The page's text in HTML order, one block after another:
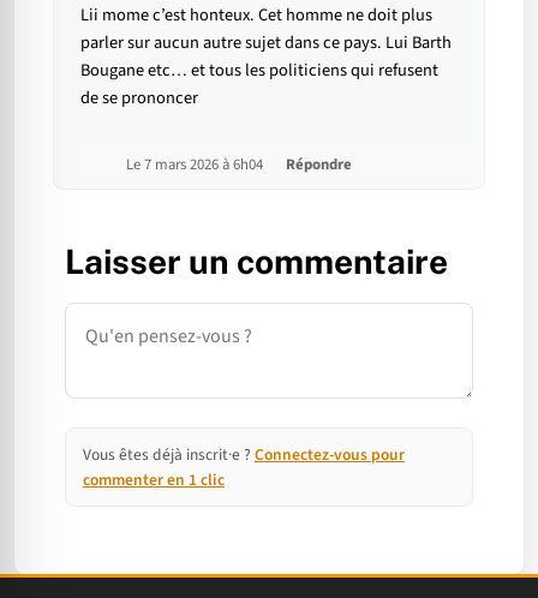
Lii mome c’est honteux. Cet homme ne doit plus
parler sur aucun autre sujet dans ce pays. Lui Barth
Bougane etc… et tous les politiciens qui refusent
de se prononcer
Le 7 mars 2026 à 6h04 Répondre
Laisser un commentaire
Commentaire
Vous êtes déjà inscrit·e ? Connectez-vous pour
commenter en 1 clic